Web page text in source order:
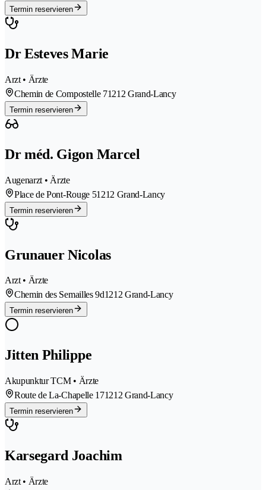
Termin reservieren
Dr Esteves Marie
Arzt • Ärzte
Chemin de Compostelle 71212 Grand-Lancy
Termin reservieren
Dr méd. Gigon Marcel
Augenarzt • Ärzte
Place de Pont-Rouge 51212 Grand-Lancy
Termin reservieren
Grunauer Nicolas
Arzt • Ärzte
Chemin des Semailles 9d1212 Grand-Lancy
Termin reservieren
Jitten Philippe
Akupunktur TCM • Ärzte
Route de La-Chapelle 171212 Grand-Lancy
Termin reservieren
Karsegard Joachim
Arzt • Ärzte